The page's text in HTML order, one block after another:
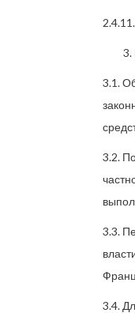
3.1.
3.2.
3.3.
3.4.